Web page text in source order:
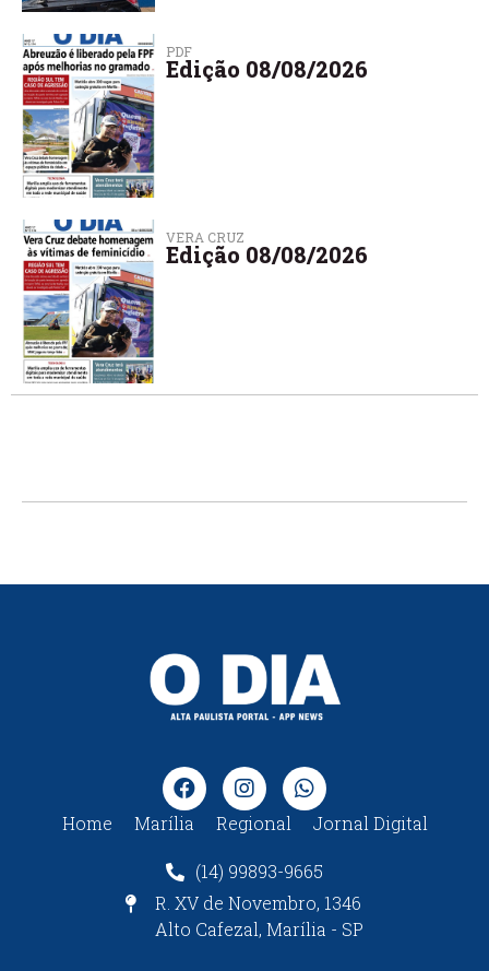
PDF
Edição 08/08/2026
VERA CRUZ
Edição 08/08/2026
Home Marília Regional Jornal Digital
(14) 99893-9665
R. XV de Novembro, 1346
Alto Cafezal, Marília - SP